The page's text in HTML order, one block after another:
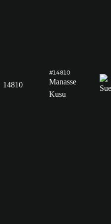
14810
#14810
Manasse
Kusu